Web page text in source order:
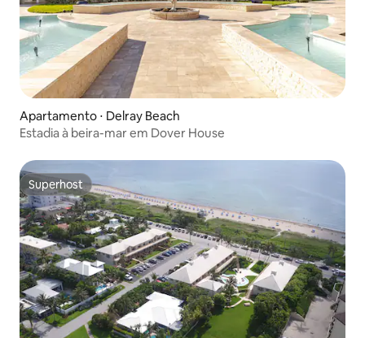
Apartamento ⋅ Delray Beach
Estadia à beira-mar em Dover House
Superhost
Superhost